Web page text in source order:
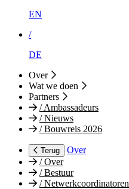
EN
/
DE
Over
Wat we doen
Partners
/Ambassadeurs
/Nieuws
/Bouwreis 2026
Terug
Over
/Over
/Bestuur
/Netwerkcoordinatoren